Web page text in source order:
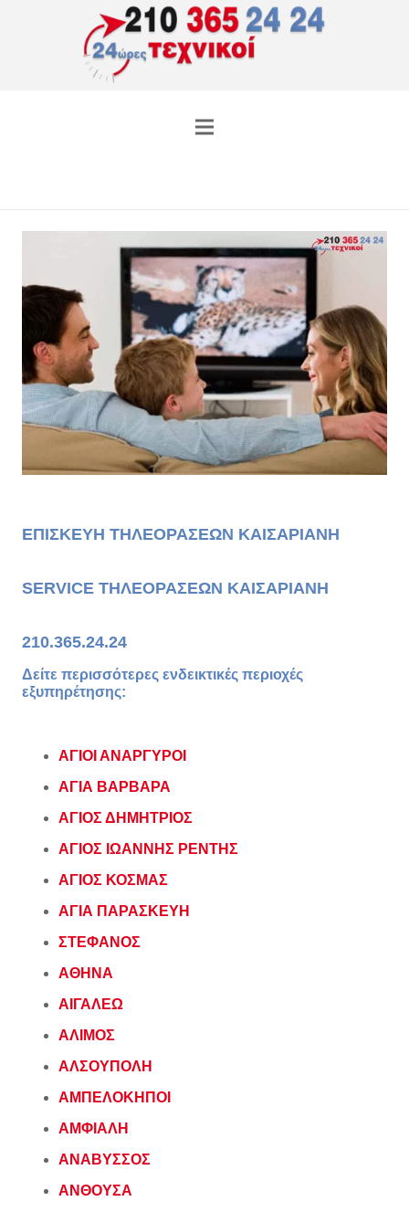
ΕΠΙΣΚΕΥΗ ΤΗΛΕΟΡΑΣΕΩΝ ΚΑΙΣΑΡΙΑΝΗ
SERVICE ΤΗΛΕΟΡΑΣΕΩΝ ΚΑΙΣΑΡΙΑΝΗ
210.365.24.24
Δείτε περισσότερες ενδεικτικές περιοχές
εξυπηρέτησης:
ΑΓΙΟΙ ΑΝΑΡΓΥΡΟΙ
ΑΓΙΑ ΒΑΡΒΑΡΑ
ΑΓΙΟΣ ΔΗΜΗΤΡΙΟΣ
ΑΓΙΟΣ ΙΩΑΝΝΗΣ ΡΕΝΤΗΣ
ΑΓΙΟΣ ΚΟΣΜΑΣ
ΑΓΙΑ ΠΑΡΑΣΚΕΥΗ
ΣΤΕΦΑΝΟΣ
ΑΘΗΝΑ
ΑΙΓΑΛΕΩ
ΑΛΙΜΟΣ
ΑΛΣΟΥΠΟΛΗ
ΑΜΠΕΛΟΚΗΠΟΙ
ΑΜΦΙΑΛΗ
ΑΝΑΒΥΣΣΟΣ
ΑΝΘΟΥΣΑ